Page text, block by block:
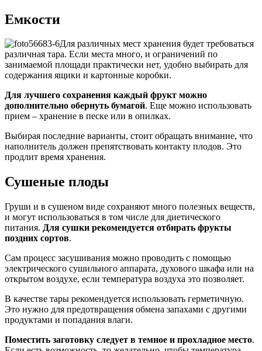
Емкости
Для различных мест хранения будет требоваться
различная тара. Если места много, и ограничений по
занимаемой площади практически нет, удобно выбирать для
содержания ящики и картонные коробки.
Для лучшего сохранения каждый фрукт можно
дополнительно обернуть бумагой. Еще можно использовать
прием – хранение в песке или в опилках.
Выбирая последние варианты, стоит обращать внимание, что
наполнитель должен препятствовать контакту плодов. Это
продлит время хранения.
Сушеные плоды
Груши и в сушеном виде сохраняют много полезных веществ,
и могут использоваться в том числе для диетического
питания. Для сушки рекомендуется отбирать фрукты
поздних сортов.
Сам процесс засушивания можно проводить с помощью
электрического сушильного аппарата, духового шкафа или на
открытом воздухе, если температура воздуха это позволяет.
В качестве тары рекомендуется использовать герметичную.
Это нужно для предотвращения обмена запахами с другими
продуктами и попадания влаги.
Поместить заготовку следует в темное и прохладное место.